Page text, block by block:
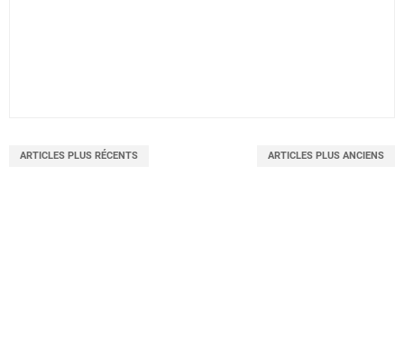
ARTICLES PLUS RÉCENTS ARTICLES PLUS ANCIENS